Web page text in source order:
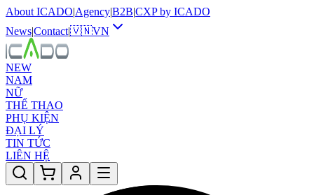
About ICADO|Agency|B2B|CXP by ICADO
News|Contact|🇻🇳VN
NEW
NAM
NỮ
THỂ THAO
PHỤ KIỆN
ĐẠI LÝ
TIN TỨC
LIÊN HỆ